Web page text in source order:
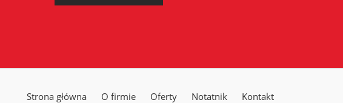
Strona główna O firmie Oferty Notatnik Kontakt